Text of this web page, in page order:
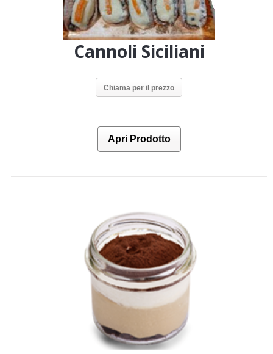
Cannoli Siciliani
Chiama per il prezzo
Apri Prodotto